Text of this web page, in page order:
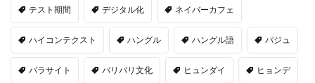
テスト期間 デジタル化 ネイバーカフェ
ハイコンテクスト ハングル ハングル語 パジュ
パラサイト パリパリ文化 ヒュンダイ ヒョンデ